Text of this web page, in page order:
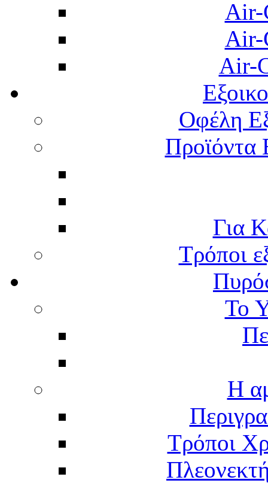
Air-
Air-
Air-
Οφέλη
Προϊόντα
Για
Τρόποι
Το
Η
Τρόποι